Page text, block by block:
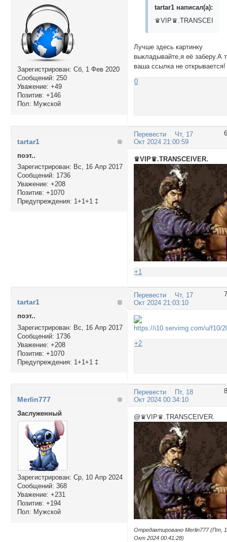
Зарегистрирован: Сб, 1 Фев 2020
Сообщений: 250
Уважение: +49
Позитив: +146
Пол: Мужской
tartar1 написал(а):
Лучше здесь картинку
выкладывайте,я её заберу.А
ваша ссылка не открывается!
0
Перевести 6
Чт, 17
Окт 2024 21:00:59
tartar1
поэт..
Зарегистрирован: Вс, 16 Апр 2017
Сообщений: 1736
Уважение: +208
Позитив: +1070
Предупреждения: 1+1+1 ‡
♛VIP♛.TRANSCEIVER.
+1
Перевести 7
Чт, 17
Окт 2024 21:03:10
tartar1
поэт..
Зарегистрирован: Вс, 16 Апр 2017
Сообщений: 1736
Уважение: +208
Позитив: +1070
Предупреждения: 1+1+1 ‡
+2
Перевести 8
Пт, 18
Окт 2024 00:34:10
Merlin777
Заслуженный
Зарегистрирован: Ср, 10 Апр 2024
Сообщений: 368
Уважение: +231
Позитив: +194
Пол: Мужской
@♛VIP♛.TRANSCEIVER.
Отредактировано Merlin777 (Пт,
Окт 2024 00:41:28)